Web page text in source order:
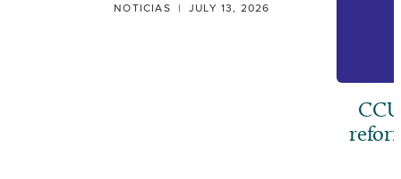
NOTICIAS | JULY 13, 2026